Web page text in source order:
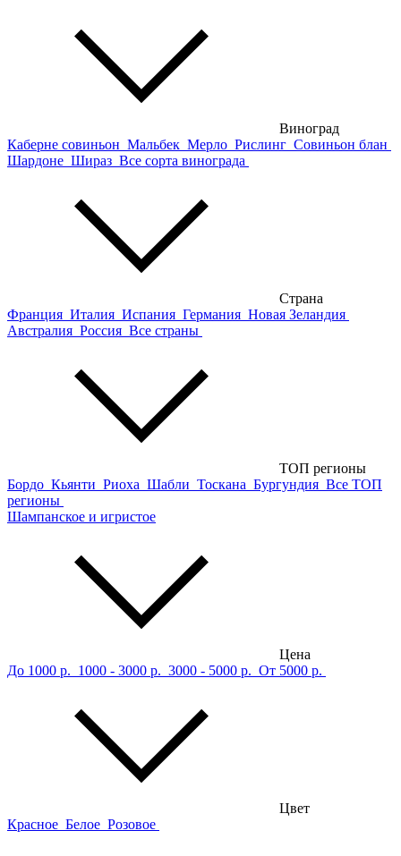
Виноград
Каберне совиньон Мальбек Мерло Рислинг Совиньон блан
Шардоне Шираз Все сорта винограда
Страна
Франция Италия Испания Германия Новая Зеландия
Австралия Россия Все страны
ТОП регионы
Бордо Кьянти Риоха Шабли Тоскана Бургундия Все ТОП
регионы
Шампанское и игристое
Цена
До 1000 р. 1000 - 3000 р. 3000 - 5000 р. От 5000 р.
Цвет
Красное Белое Розовое